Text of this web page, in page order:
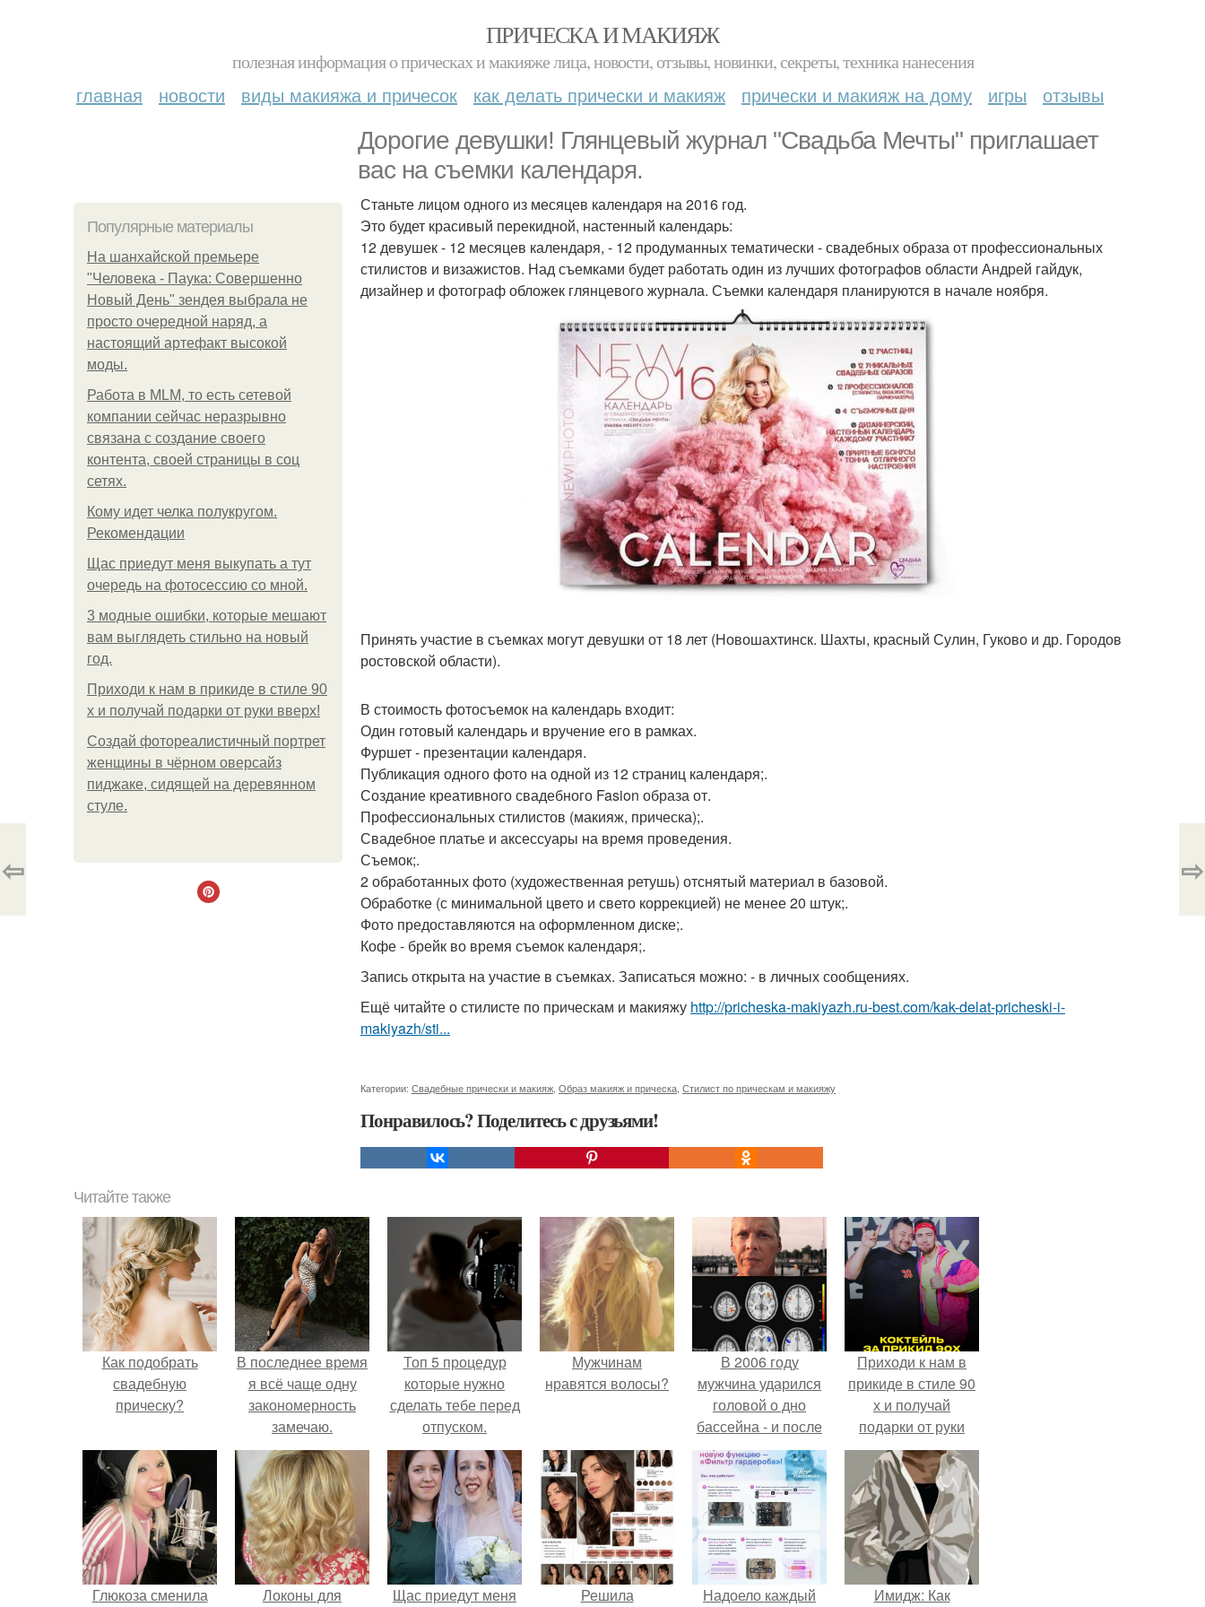
ПРИЧЕСКА И МАКИЯЖ
полезная информация о прическах и макияже лица, новости, отзывы, новинки, секреты, техника нанесения
главная новости виды макияжа и причесок как делать прически и макияж прически и макияж на дому игры отзывы
Дорогие девушки! Глянцевый журнал "Свадьба Мечты" приглашает
вас на съемки календаря.
Популярные материалы
На шанхайской премьере
"Человека - Паука: Совершенно
Новый День" зендея выбрала не
просто очередной наряд, а
настоящий артефакт высокой
моды.
Работа в MLM, то есть сетевой
компании сейчас неразрывно
связана с создание своего
контента, своей страницы в соц
сетях.
Кому идет челка полукругом.
Рекомендации
Щас приедут меня выкупать а тут
очередь на фотосессию со мной.
3 модные ошибки, которые мешают
вам выглядеть стильно на новый
год.
Приходи к нам в прикиде в стиле 90
х и получай подарки от руки вверх!
Создай фотореалистичный портрет
женщины в чёрном оверсайз
пиджаке, сидящей на деревянном
стуле.
Станьте лицом одного из месяцев календаря на 2016 год.
Это будет красивый перекидной, настенный календарь:
12 девушек - 12 месяцев календаря, - 12 продуманных тематически - свадебных образа от профессиональных
стилистов и визажистов. Над съемками будет работать один из лучших фотографов области Андрей гайдук,
дизайнер и фотограф обложек глянцевого журнала. Съемки календаря планируются в начале ноября.
Принять участие в съемках могут девушки от 18 лет (Новошахтинск. Шахты, красный Сулин, Гуково и др. Городов
ростовской области).
В стоимость фотосъемок на календарь входит:
Один готовый календарь и вручение его в рамках.
Фуршет - презентации календаря.
Публикация одного фото на одной из 12 страниц календаря;.
Создание креативного свадебного Fasion образа от.
Профессиональных стилистов (макияж, прическа);.
Свадебное платье и аксессуары на время проведения.
Съемок;.
2 обработанных фото (художественная ретушь) отснятый материал в базовой.
Обработке (с минимальной цвето и свето коррекцией) не менее 20 штук;.
Фото предоставляются на оформленном диске;.
Кофе - брейк во время съемок календаря;.
Запись открыта на участие в съемках. Записаться можно: - в личных сообщениях.
Ещё читайте о стилисте по прическам и макияжу http://pricheska-makiyazh.ru-best.com/kak-delat-pricheski-i-
makiyazh/sti...
Категории: Свадебные прически и макияж Образ макияж и прическа Стилист по прическам и макияжу
Понравилось? Поделитесь с друзьями!
⇦ ⇨
Читайте также
Как подобрать
свадебную
прическу?
В последнее время
я всё чаще одну
закономерность
замечаю.
Топ 5 процедур
которые нужно
сделать тебе перед
отпуском.
Мужчинам
нравятся волосы?
В 2006 году
мужчина ударился
головой о дно
бассейна - и после
этого его жизнь
изменилась самым
странным образом.
Приходи к нам в
прикиде в стиле 90
х и получай
подарки от руки
вверх!
Глюкоза сменила
Локоны для
Щас приедут меня
Решила
Надоело каждый
Имидж: Как